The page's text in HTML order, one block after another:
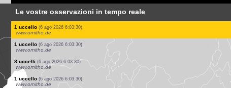
Le vostre osservazioni in tempo reale
1 uccello (6 ago 2026 6:03:31)
www.faune-france.org
1 mammifero (6 ago 2026 6:03:31)
www.faune-france.org
1 uccello (6 ago 2026 6:03:30)
www.ornitho.pl
1 uccello (6 ago 2026 6:03:30)
www.ornitho.de